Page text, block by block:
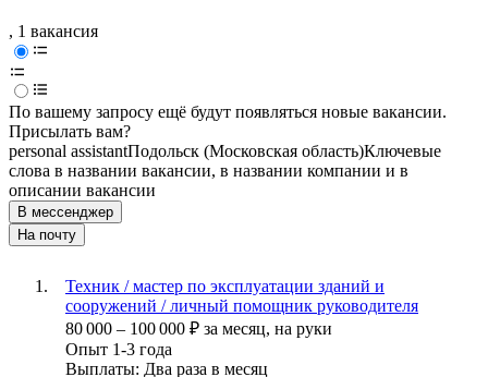
, 1 вакансия
По вашему запросу ещё будут появляться новые вакансии.
Присылать вам?
personal assistantПодольск (Московская область)Ключевые
слова в названии вакансии, в названии компании и в
описании вакансии
В мессенджер
На почту
Техник / мастер по эксплуатации зданий и
сооружений / личный помощник руководителя
80 000 – 100 000 ₽ за месяц, на руки
Опыт 1-3 года
Выплаты: Два раза в месяц